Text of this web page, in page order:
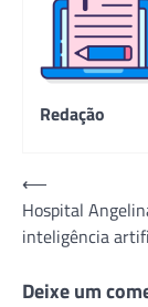
Redação
Navegação
de
Post
⟵
Hospital
inteligência
Deixe um